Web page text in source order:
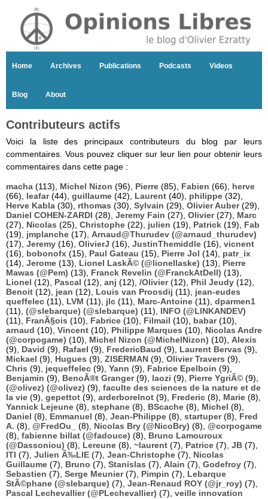
Home Archives Publications Podcasts Videos
Blog About
Contributeurs actifs
Voici la liste des principaux contributeurs du blog par leurs
commentaires. Vous pouvez cliquer sur leur lien pour obtenir leurs
commentaires dans cette page :
macha (113), Michel Nizon (96), Pierre (85), Fabien (66), herve
(66), leafar(44), guillaume (42), Laurent (40), philippe (32),
Herve Kabla (30), rthomas (30), Sylvain (29), Olivier Auber(29),
Daniel COHEN-ZARDI (28), Jeremy Fain (27), Olivier(27), Marc
(27), Nicolas (25), Christophe (22), julien (19), Patrick (19), Fab
(19), jmplanche (17), Arnaud@Thurudev (@arnaud_thurudev)
(17), Jeremy (16), OlivierJ (16), JustinThemiddle (16), vicnent
(16), bobonofx (15), Paul Gateau (15), Pierre Jol (14), patr_ix
(14), Jerome (13), Lionel LaskÃ© (@lionellaske) (13), Pierre
Mawas (@Pem) (13), Franck Revelin (@FranckAtDell) (13),
Lionel (12), Pascal (12), anj (12), /Olivier(12), Phil Jeudy (12),
Benoit (12), jean (12), Louis van Proosdij (11), jean-eudes
queffelec (11), LVM (11), jlc (11), Marc-Antoine (11), dparmen1
(11), (@slebarque) (@slebarque) (11), INFO (@LINKANDEV)
(11), FranÃ§ois (10), Fabrice (10), Filmail (10), babar(10),
arnaud (10), Vincent (10), Philippe Marques (10), Nicolas Andre
(@corpogame) (10), Michel Nizon (@MichelNizon) (10), Alexis
(9), David (9), Rafael (9), FredericBaud (9), Laurent Bervas (9),
Mickael (9), Hugues (9), ZISERMAN (9), Olivier Travers (9),
Chris (9), jequeffelec (9), Yann (9), Fabrice Epelboin (9),
Benjamin (9), BenoÃ®t Granger(9), laozi (9), Pierre YgriÃ© (9),
(@olivez) (@olivez) (9), faculte des sciences de la nature et de
la vie (9), gepettot (9), arderborelnot (9), Frederic (8), Marie (8),
Yannick Lejeune (8), stephane (8), BScache (8), Michel (8),
Daniel (8), Emmanuel (8), Jean-Philippe (8), startuper(8), Fred
A. (8), @FredOu_ (8), Nicolas Bry (@NicoBry) (8), @corpogame
(8), fabienne billat (@fadouce) (8), Bruno Lamouroux
(@Dassoniou) (8), Lereune (8), ~laurent (7), Patrice (7), JB (7),
ITI (7), Julien Ã‰LIE (7), Jean-Christophe (7), Nicolas
Guillaume (7), Bruno (7), Stanislas (7), Alain (7), Godefroy (7),
Sebastien (7), Serge Meunier(7), Pimpin (7), Lebarque
StÃ©phane (@slebarque) (7), Jean-Renaud ROY (@jr_roy) (7),
Pascal Lechevallier (@PLechevallier) (7), veille innovation